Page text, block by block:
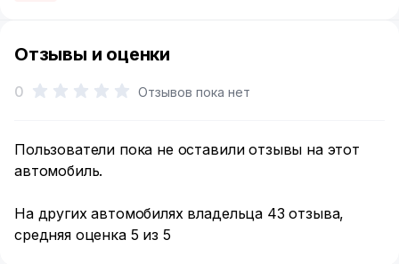
Отзывы и оценки
0 Отзывов пока нет
Пользователи пока не оставили отзывы на этот
автомобиль.
На других автомобилях владельца 43 отзыва,
средняя оценка 5 из 5